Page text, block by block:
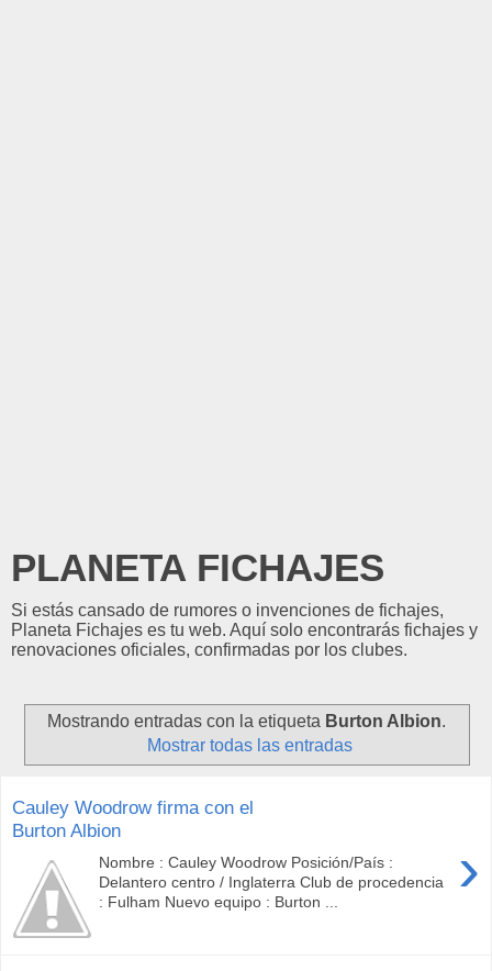
PLANETA FICHAJES
Si estás cansado de rumores o invenciones de fichajes,
Planeta Fichajes es tu web. Aquí solo encontrarás fichajes y
renovaciones oficiales, confirmadas por los clubes.
Mostrando entradas con la etiqueta Burton Albion.
Mostrar todas las entradas
Cauley Woodrow firma con el
Burton Albion
›
Nombre : Cauley Woodrow Posición/País :
Delantero centro / Inglaterra Club de procedencia
: Fulham Nuevo equipo : Burton ...